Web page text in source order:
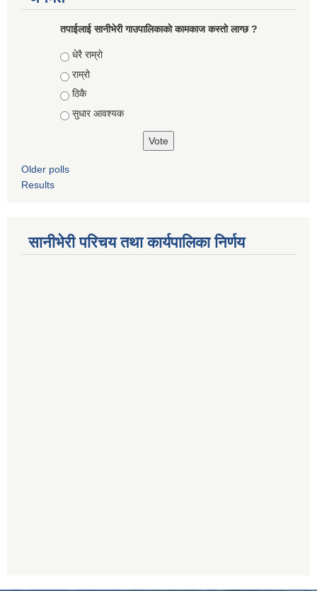
तपाईलाई सानीभेरी गाउपालिकाकाे कामकाज कस्ताे लाग्छ ?
Choices
धेरै राम्राे
राम्रो
ठिकै
सुधार आवश्यक
Older polls
Results
सानीभेरी परिचय तथा कार्यपालिका निर्णय